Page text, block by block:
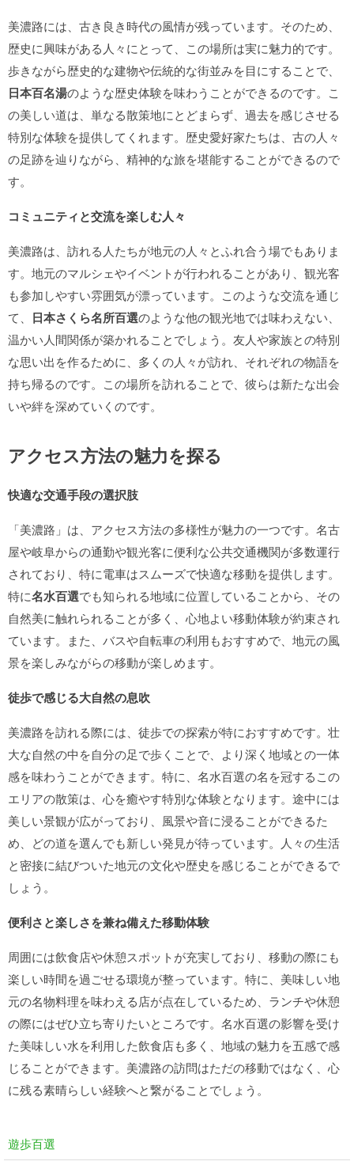
美濃路には、古き良き時代の風情が残っています。そのため、
歴史に興味がある人々にとって、この場所は実に魅力的です。
歩きながら歴史的な建物や伝統的な街並みを目にすることで、
日本百名湯のような歴史体験を味わうことができるのです。こ
の美しい道は、単なる散策地にとどまらず、過去を感じさせる
特別な体験を提供してくれます。歴史愛好家たちは、古の人々
の足跡を辿りながら、精神的な旅を堪能することができるので
す。
コミュニティと交流を楽しむ人々
美濃路は、訪れる人たちが地元の人々とふれ合う場でもありま
す。地元のマルシェやイベントが行われることがあり、観光客
も参加しやすい雰囲気が漂っています。このような交流を通じ
て、 日本さくら名所百選のような他の観光地では味わえない、
温かい人間関係が築かれることでしょう。友人や家族との特別
な思い出を作るために、多くの人々が訪れ、それぞれの物語を
持ち帰るのです。この場所を訪れることで、彼らは新たな出会
いや絆を深めていくのです。
アクセス方法の魅力を探る
快適な交通手段の選択肢
「美濃路」は、アクセス方法の多様性が魅力の一つです。名古
屋や岐阜からの通勤や観光客に便利な公共交通機関が多数運行
されており、特に電車はスムーズで快適な移動を提供します。
特に名水百選でも知られる地域に位置していることから、その
自然美に触れられることが多く、心地よい移動体験が約束され
ています。また、バスや自転車の利用もおすすめで、地元の風
景を楽しみながらの移動が楽しめます。
徒歩で感じる大自然の息吹
美濃路を訪れる際には、徒歩での探索が特におすすめです。壮
大な自然の中を自分の足で歩くことで、より深く地域との一体
感を味わうことができます。特に、名水百選の名を冠するこの
エリアの散策は、心を癒やす特別な体験となります。途中には
美しい景観が広がっており、風景や音に浸ることができるた
め、どの道を選んでも新しい発見が待っています。人々の生活
と密接に結びついた地元の文化や歴史を感じることができるで
しょう。
便利さと楽しさを兼ね備えた移動体験
周囲には飲食店や休憩スポットが充実しており、移動の際にも
楽しい時間を過ごせる環境が整っています。特に、美味しい地
元の名物料理を味わえる店が点在しているため、ランチや休憩
の際にはぜひ立ち寄りたいところです。名水百選の影響を受け
た美味しい水を利用した飲食店も多く、地域の魅力を五感で感
じることができます。美濃路の訪問はただの移動ではなく、心
に残る素晴らしい経験へと繋がることでしょう。
遊歩百選